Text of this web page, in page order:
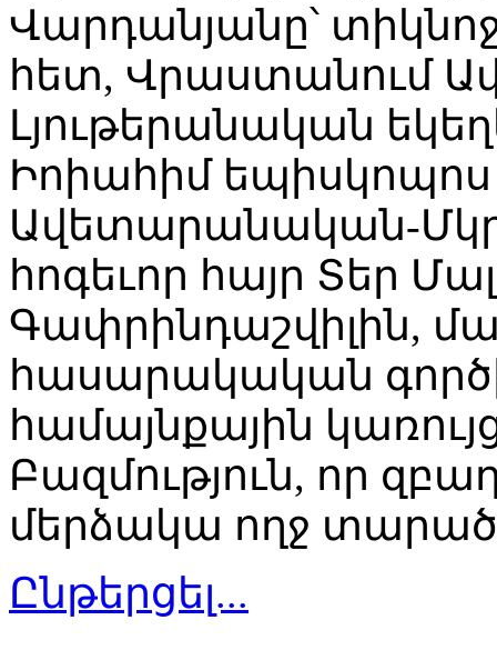
Վարդանյանը՝
հետ, Վրաստանում
Լյութերանական
Իոիահիմ
Ավետարանական-
հոգեւոր հայր Տեր
Գափրինդաշվիլին,
հասարակական
համայնքային
Բազմություն, որ
մերձակա ողջ
Ընթերցել...